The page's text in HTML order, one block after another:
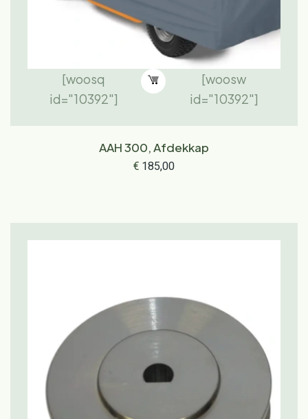
[woosq
id="10392"]
[woosw
id="10392"]
AAH 300, Afdekkap
€ 185,00